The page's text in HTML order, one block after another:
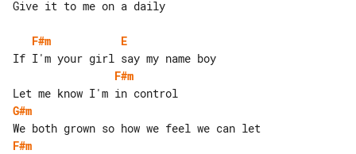
Give it to me on a daily
F#m
E
F#m
G#m
F#m